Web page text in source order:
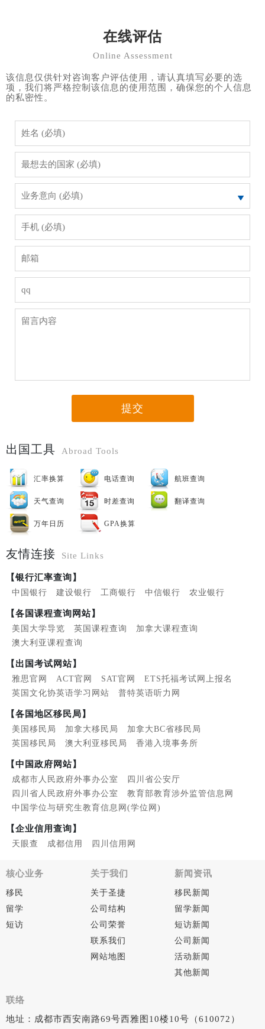
在线评估
Online Assessment
该信息仅供针对咨询客户评估使用，请认真填写必要的选
项，我们将严格控制该信息的使用范围，确保您的个人信息
的私密性。
提交
出国工具 Abroad Tools
汇率换算 电话查询 航班查询
天气查询 时差查询 翻译查询
万年日历 GPA换算
友情连接 Site Links
【银行汇率查询】
中国银行 建设银行 工商银行 中信银行 农业银行
【各国课程查询网站】
美国大学导览 英国课程查询
加拿大课程查询
澳大利亚课程查询
【出国考试网站】
雅思官网 ACT官网 SAT官网
ETS托福考试网上报名
英国文化协英语学习网站
普特英语听力网
【各国地区移民局】
美国移民局 加拿大移民局
加拿大BC省移民局
英国移民局
澳大利亚移民局 香港入境事务所
【中国政府网站】
成都市人民政府外事办公室
四川省公安厅
四川省人民政府外事办公室
教育部教育涉外监管信息网
中国学位与研究生教育信息网(学位网)
【企业信用查询】
天眼查 成都信用 四川信用网
核心业务
移民
留学
短访
关于我们
关于圣捷
公司结构
公司荣誉
联系我们
网站地图
新闻资讯
移民新闻
留学新闻
短访新闻
公司新闻
活动新闻
其他新闻
联络
地址：成都市西安南路69号西雅图10楼10号（610072）